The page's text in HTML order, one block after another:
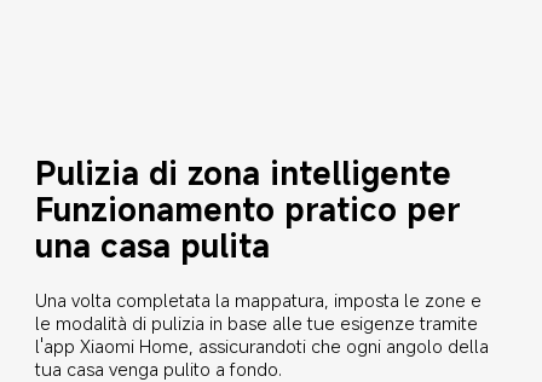
Pulizia di zona intelligente
Funzionamento pratico per
una casa pulita
Una volta completata la mappatura, imposta le zone e
le modalità di pulizia in base alle tue esigenze tramite
l'app Xiaomi Home, assicurandoti che ogni angolo della
tua casa venga pulito a fondo.